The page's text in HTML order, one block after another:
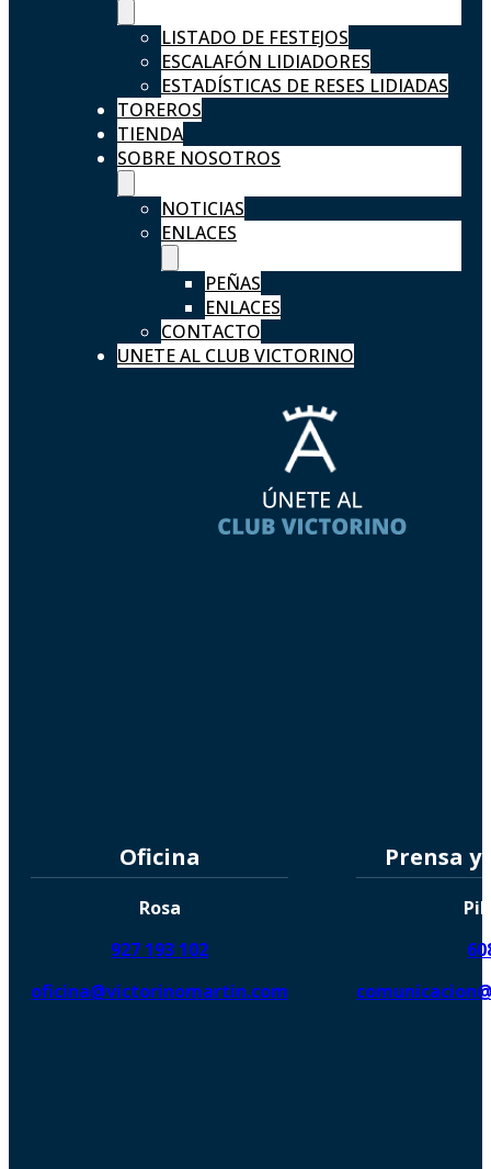
LISTADO DE FESTEJOS
ESCALAFÓN LIDIADORES
ESTADÍSTICAS DE RESES LIDIADAS
TOREROS
TIENDA
SOBRE NOSOTROS
NOTICIAS
ENLACES
PEÑAS
ENLACES
CONTACTO
UNETE AL CLUB VICTORINO
Oficina
Rosa
927 193 102
oficina@victorinomartin.com
Prensa